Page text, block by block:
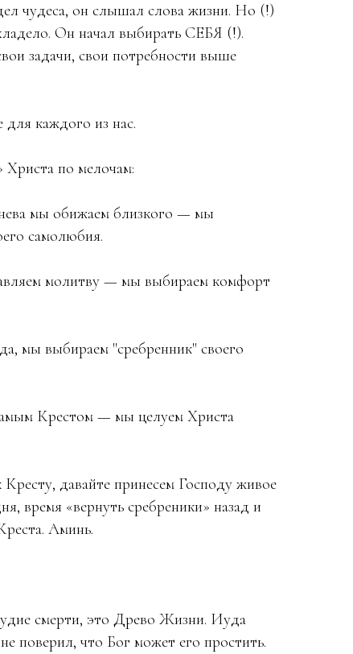
чудеса, он слышал слова жизни. Но (!)
Он начал выбирать СЕБЯ (!).
задачи, свои потребности выше
каждого из нас.
по мелочам:
мы обижаем близкого — мы
самолюбия.
молитву — мы выбираем комфорт
мы выбираем "сребренник" своего
Крестом — мы целуем Христа
давайте принесем Господу живое
время «вернуть сребреники» назад и
Аминь.
смерти, это Древо Жизни. Иуда
поверил, что Бог может его простить.